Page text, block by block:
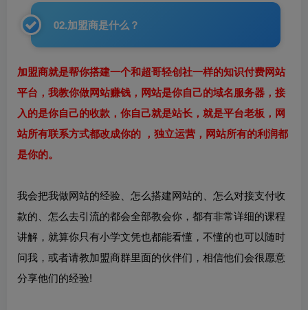
02.加盟商是什么？
加盟商就是帮你搭建一个和超哥轻创社一样的知识付费网站
平台，我教你做网站赚钱，网站是你自己的域名服务器 ，接
入的是你自己的收款，你自己就是站长，就是平台老板，网
站所有联系方式都改成你的 ，独立运营，网站所有的利润都
是你的。
我会把我做网站的经验、怎么搭建网站的、怎么对接支付收
款的、怎么去引流的都会全部教会你，都有非常详细的课程
讲解，就算你只有小学文凭也都能看懂，不懂的也可以随时
问我，或者请教加盟商群里面的伙伴们，相信他们会很愿意
分享他们的经验!